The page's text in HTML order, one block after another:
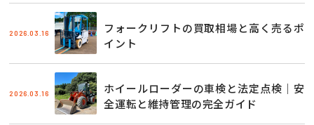
2026.03.16
フォークリフトの買取相場と高く売るポ
イント
2026.03.16
ホイールローダーの車検と法定点検｜安
全運転と維持管理の完全ガイド